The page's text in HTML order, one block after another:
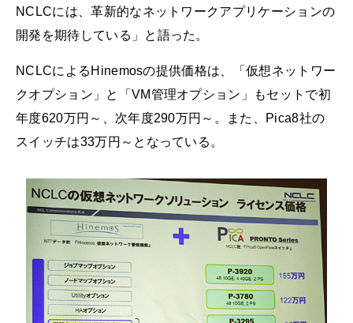
NCLCには、革新的なネットワークアプリケーションの
開発を期待している」と語った。
NCLCによるHinemosの提供価格は、「仮想ネットワー
クオプション」と「VM管理オプション」もセットで初
年度620万円～、次年度290万円～。また、Pica8社の
スイッチは33万円～となっている。